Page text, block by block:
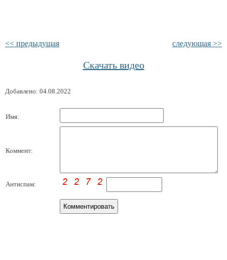
<< предыдущая следующая >>
Скачать видео
Добавлено: 04.08.2022
Имя:
Коммент:
Антиспам: